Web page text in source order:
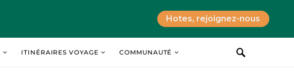
Hotes, rejoignez-nous
ITINÉRAIRES VOYAGE COMMUNAUTÉ